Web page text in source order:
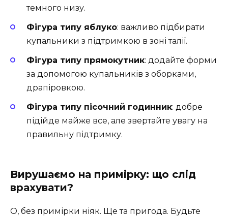
темного низу.
Фігура типу яблуко: важливо підбирати
купальники з підтримкою в зоні талії.
Фігура типу прямокутник: додайте форми
за допомогою купальників з оборками,
драпіровкою.
Фігура типу пісочний годинник: добре
підійде майже все, але звертайте увагу на
правильну підтримку.
Вирушаємо на примірку: що слід
врахувати?
О, без примірки ніяк. Ще та пригода. Будьте